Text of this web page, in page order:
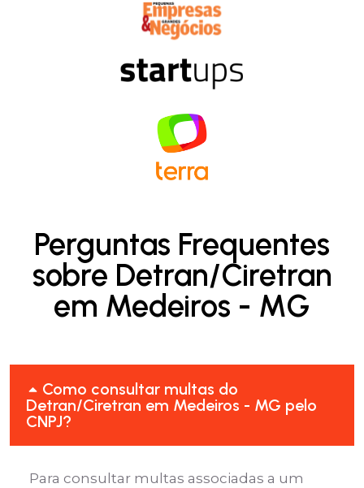
Perguntas Frequentes
sobre Detran/Ciretran
em Medeiros - MG
Como consultar multas do
Detran/Ciretran em Medeiros - MG pelo
CNPJ?
Para consultar multas associadas a um